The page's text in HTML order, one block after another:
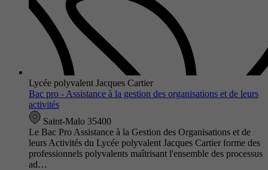
Lycée polyvalent Jacques Cartier
Bac pro - Assistance à la gestion des organisations et de leurs
activités
Saint-Malo 35400
Le Bac Pro Assistance à la Gestion des Organisations et de
leurs Activités du Lycée polyvalent Jacques Cartier forme des
professionnels polyvalents maîtrisant l'ensemble des processus
ad…